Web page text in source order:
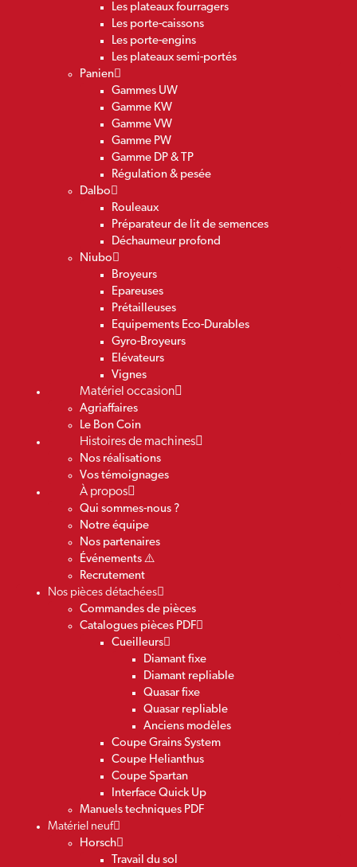
Les plateaux fourragers
Les porte-caissons
Les porte-engins
Les plateaux semi-portés
Panien
Gammes UW
Gamme KW
Gamme VW
Gamme PW
Gamme DP & TP
Régulation & pesée
Dalbo
Rouleaux
Préparateur de lit de semences
Déchaumeur profond
Niubo
Broyeurs
Epareuses
Prétailleuses
Equipements Eco-Durables
Gyro-Broyeurs
Elévateurs
Vignes
Matériel occasion
Agriaffaires
Le Bon Coin
Histoires de machines
Nos réalisations
Vos témoignages
À propos
Qui sommes-nous ?
Notre équipe
Nos partenaires
Événements ⚠️
Recrutement
Nos pièces détachées
Commandes de pièces
Catalogues pièces PDF
Cueilleurs
Diamant fixe
Diamant repliable
Quasar fixe
Quasar repliable
Anciens modèles
Coupe Grains System
Coupe Helianthus
Coupe Spartan
Interface Quick Up
Manuels techniques PDF
Matériel neuf
Horsch
Travail du sol